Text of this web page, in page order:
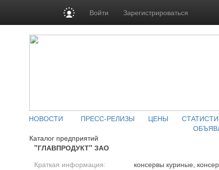
Войти Зарегистрироваться
НОВОСТИ ПРЕСС-РЕЛИЗЫ ЦЕНЫ
Каталог предприятий
"ГЛАВПРОДУКТ" ЗАО
Краткая информация:
консервы куриные,